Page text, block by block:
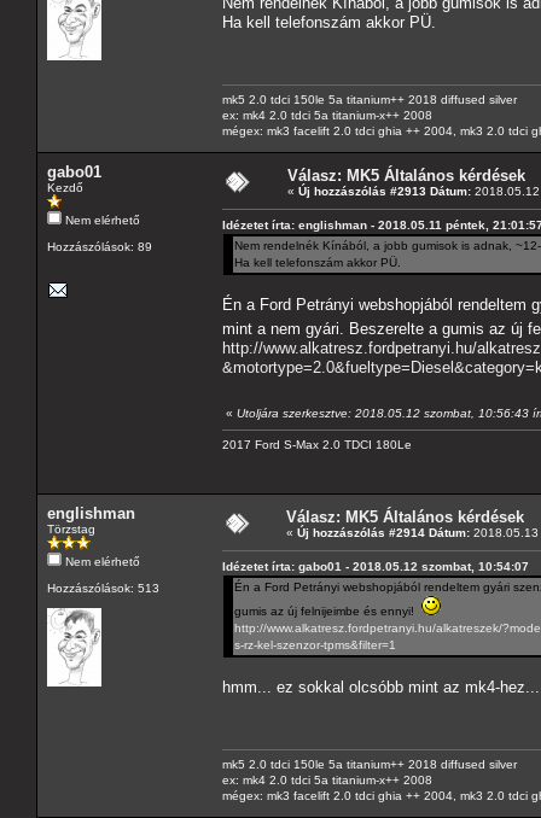
Ha kell telefonszám akkor PÜ.
mk5 2.0 tdci 150le 5a titanium++ 2018 diffused silver
ex: mk4 2.0 tdci 5a titanium-x++ 2008
mégex: mk3 facelift 2.0 tdci ghia ++ 2004, mk3 2.0 tdci
gabo01
Kezdő
Nem elérhető
Hozzászólások: 89
Válasz: MK5 Általános kérdések
« Új hozzászólás #2913 Dátum:
Idézetet írta: englishman - 2018.05.11 péntek,
Nem rendelnék Kínából, a jobb gumisok is adnak,
Ha kell telefonszám akkor PÜ.
Én a Ford Petrányi webshopjából
mint a nem gyári. Beszerelte a gumis az új
http://www.alkatresz.fordpetranyi.hu/
« Utoljára szerkesztve: 2018.05.12 szombat, 10:56:43
2017 Ford S-Max 2.0 TDCI 180Le
englishman
Törzstag
Nem elérhető
Hozzászólások: 513
Válasz: MK5 Általános kérdések
« Új hozzászólás #2914 Dátum:
Idézetet írta: gabo01 - 2018.05.12 szombat, 10:54:07
Én a Ford Petrányi webshopjából rendeltem gyári
gumis az új felnijeimbe és ennyi!
http://www.alkatresz.fordpetranyi.hu/alkatreszek/
s-rz-kel-szenzor-tpms&filter=1
hmm... ez sokkal olcsóbb mint az mk4-hez...
mk5 2.0 tdci 150le 5a titanium++ 2018 diffused silver
ex: mk4 2.0 tdci 5a titanium-x++ 2008
mégex: mk3 facelift 2.0 tdci ghia ++ 2004, mk3 2.0 tdci